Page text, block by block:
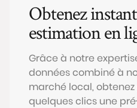
Obtenez
estimation en
Grâce à notre
données combiné à
marché local,
quelques clics une